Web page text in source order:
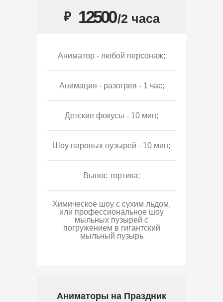
₽ 12500/2 часа
Аниматор - любой персонаж;
Анимация - разогрев - 1 час;
Детские фокусы - 10 мин;
Шоу паровых пузырей - 10 мин;
Вынос тортика;
Химическое шоу с сухим льдом,
или профессиональное шоу
мыльных пузырей с
погружением в гигантский
мыльный пузырь
Аниматоры на Праздник